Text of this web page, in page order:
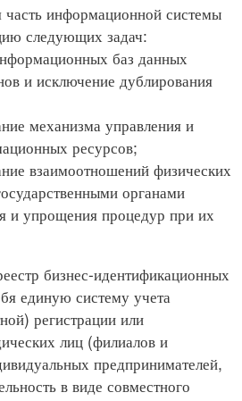
информационной системы
следующих задач:
баз данных
и исключение дублирования
механизма управления и
ресурсов;
взаимоотношений физических
органами
и упрощения процедур при их
бизнес-идентификационных
единую систему учета
регистрации или
лиц (филиалов и
предпринимателей,
в виде совместного